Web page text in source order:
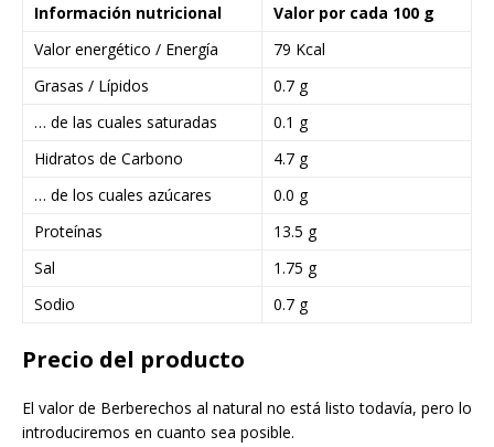
Información nutricional
Valor por cada 100 g
Valor energético / Energía
79 Kcal
Grasas / Lípidos
0.7 g
… de las cuales saturadas
0.1 g
Hidratos de Carbono
4.7 g
… de los cuales azúcares
0.0 g
Proteínas
13.5 g
Sal
1.75 g
Sodio
0.7 g
Precio del producto
El valor de Berberechos al natural no está listo todavía, pero lo
introduciremos en cuanto sea posible.